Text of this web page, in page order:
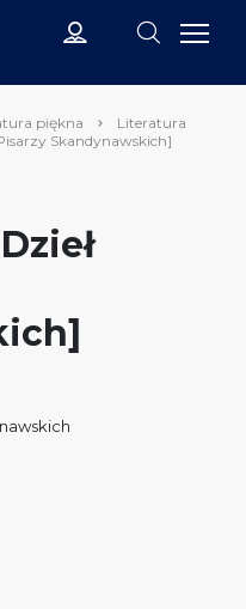
piękna
Literatura
Skandynawskich]